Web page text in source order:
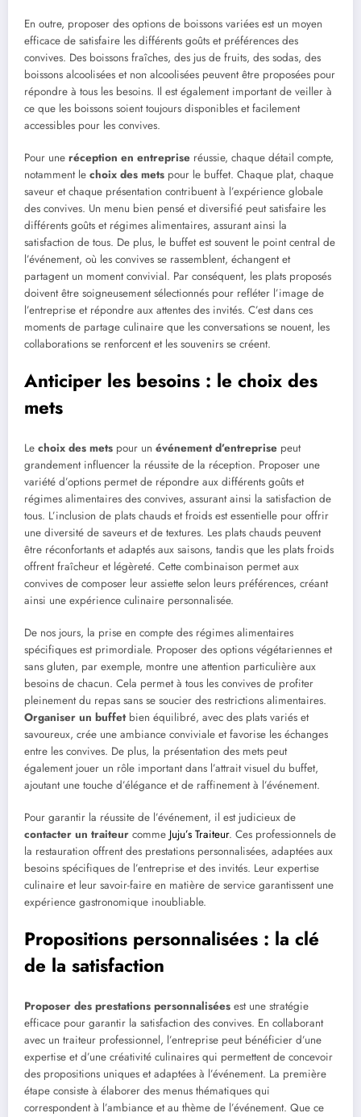
En outre, proposer des options de boissons variées est un moyen
efficace de satisfaire les différents goûts et préférences des
convives. Des boissons fraîches, des jus de fruits, des sodas, des
boissons alcoolisées et non alcoolisées peuvent être proposées pour
répondre à tous les besoins. Il est également important de veiller à
ce que les boissons soient toujours disponibles et facilement
accessibles pour les convives.
Pour une réception en entreprise réussie, chaque détail compte,
notamment le choix des mets pour le buffet. Chaque plat, chaque
saveur et chaque présentation contribuent à l’expérience globale
des convives. Un menu bien pensé et diversifié peut satisfaire les
différents goûts et régimes alimentaires, assurant ainsi la
satisfaction de tous. De plus, le buffet est souvent le point central de
l’événement, où les convives se rassemblent, échangent et
partagent un moment convivial. Par conséquent, les plats proposés
doivent être soigneusement sélectionnés pour refléter l’image de
l’entreprise et répondre aux attentes des invités. C’est dans ces
moments de partage culinaire que les conversations se nouent, les
collaborations se renforcent et les souvenirs se créent.
Anticiper les besoins : le choix des
mets
Le choix des mets pour un événement d’entreprise peut
grandement influencer la réussite de la réception. Proposer une
variété d’options permet de répondre aux différents goûts et
régimes alimentaires des convives, assurant ainsi la satisfaction de
tous. L’inclusion de plats chauds et froids est essentielle pour offrir
une diversité de saveurs et de textures. Les plats chauds peuvent
être réconfortants et adaptés aux saisons, tandis que les plats froids
offrent fraîcheur et légèreté. Cette combinaison permet aux
convives de composer leur assiette selon leurs préférences, créant
ainsi une expérience culinaire personnalisée.
De nos jours, la prise en compte des régimes alimentaires
spécifiques est primordiale. Proposer des options végétariennes et
sans gluten, par exemple, montre une attention particulière aux
besoins de chacun. Cela permet à tous les convives de profiter
pleinement du repas sans se soucier des restrictions alimentaires.
Organiser un buffetbien équilibré, avec des plats variés et
savoureux, crée une ambiance conviviale et favorise les échanges
entre les convives. De plus, la présentation des mets peut
également jouer un rôle important dans l’attrait visuel du buffet,
ajoutant une touche d’élégance et de raffinement à l’événement.
Pour garantir la réussite de l’événement, il est judicieux de
contacter un traiteur comme Juju’s Traiteur. Ces professionnels de
la restauration offrent des prestations personnalisées, adaptées aux
besoins spécifiques de l’entreprise et des invités. Leur expertise
culinaire et leur savoir-faire en matière de service garantissent une
expérience gastronomique inoubliable.
Propositions personnalisées : la clé
de la satisfaction
Proposer des prestations personnalisées est une stratégie
efficace pour garantir la satisfaction des convives. En collaborant
avec un traiteur professionnel, l’entreprise peut bénéficier d’une
expertise et d’une créativité culinaires qui permettent de concevoir
des propositions uniques et adaptées à l’événement. La première
étape consiste à élaborer des menus thématiques qui
correspondent à l’ambiance et au thème de l’événement. Que ce